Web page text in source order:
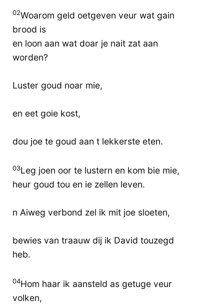
02Woarom geld oetgeven veur wat gain
brood is
en loon aan wat doar je nait zat aan
worden?
Luster goud noar mie,
en eet goie kost,
dou joe te goud aan t lekkerste eten.
03Leg joen oor te lustern en kom bie mie,
heur goud tou en ie zellen leven.
n Aiweg verbond zel ik mit joe sloeten,
bewies van traauw dij ik David touzegd
heb.
04Hom haar ik aansteld as getuge veur
volken,